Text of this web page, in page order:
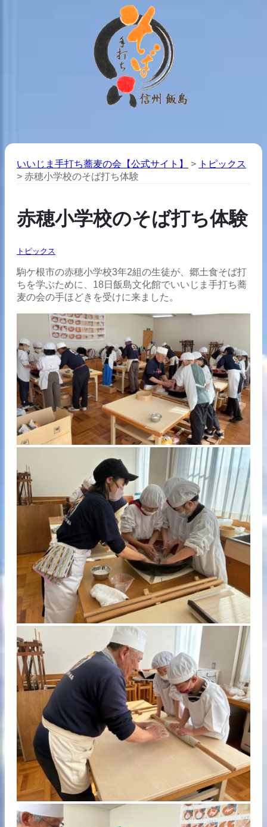
いいじま手打ち蕎麦の会【公式サイト】 > トピックス
> 赤穂小学校のそば打ち体験
赤穂小学校のそば打ち体験
トピックス
駒ケ根市の赤穂小学校3年2組の生徒が、郷土食そば打
ちを学ぶために、18日飯島文化館でいいじま手打ち蕎
麦の会の手ほどきを受けに来ました。